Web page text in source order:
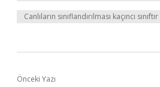
Canlıların sınıflandırılması kaçıncı sınıftır
Önceki Yazı